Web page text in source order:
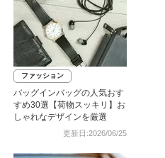
ファッション
バッグインバッグの人気おす
すめ30選【荷物スッキリ】お
しゃれなデザインを厳選
更新日:2026/06/25